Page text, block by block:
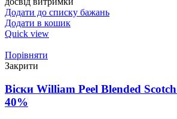
Додати до списку бажань
Додати в кошик
Quick view
Порівняти
Закрити
Віски William Peel Blended
40%